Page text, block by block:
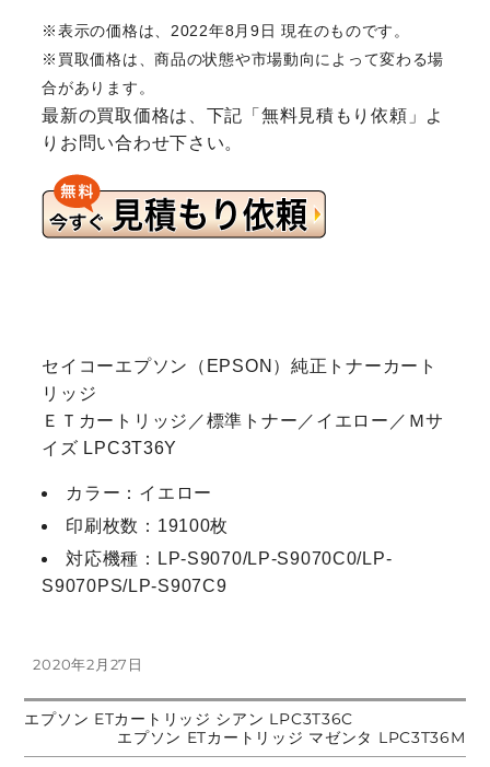
※表示の価格は、2022年8月9日 現在のものです。
※買取価格は、商品の状態や市場動向によって変わる場
合があります。
最新の買取価格は、下記「無料見積もり依頼」よ
りお問い合わせ下さい。
セイコーエプソン（EPSON）純正トナーカート
リッジ
ＥＴカートリッジ／標準トナー／イエロー／Ｍサ
イズ LPC3T36Y
カラー：イエロー
印刷枚数：19100枚
対応機種：LP-S9070/LP-S9070C0/LP-
S9070PS/LP-S907C9
投
2020年2月27日
投
前
投
エプソン ETカートリッジ シアン LPC3T36C
の
エプソン ETカートリッジ マゼンタ LPC3T36M